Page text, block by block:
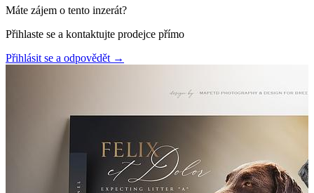
Máte zájem o tento inzerát?
Přihlaste se a kontaktujte prodejce přímo
Přihlásit se a odpovědět →